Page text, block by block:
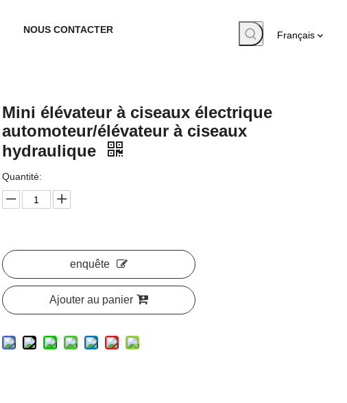
NOUS CONTACTER Français
Mini élévateur à ciseaux électrique
automoteur/élévateur à ciseaux
hydraulique
Quantité:
enquête
Ajouter au panier